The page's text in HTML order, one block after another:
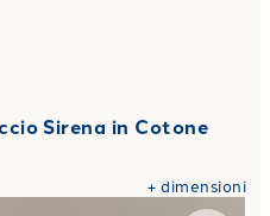
Sirena in Cotone
+dimensioni